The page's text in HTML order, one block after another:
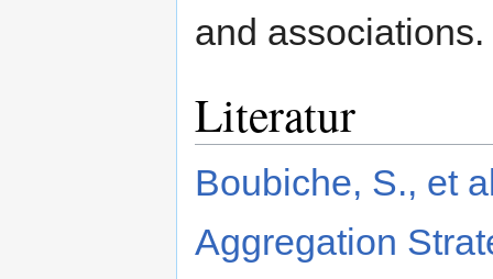
and associations.
Literatur
Boubiche, S., et
Aggregation